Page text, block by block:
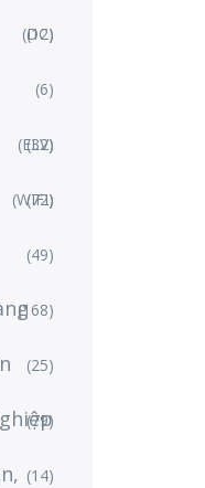
(DC)
(12)
(6)
(ELV)
(32)
(WIFI)
(72)
(49)
(168)
(25)
(79)
(14)